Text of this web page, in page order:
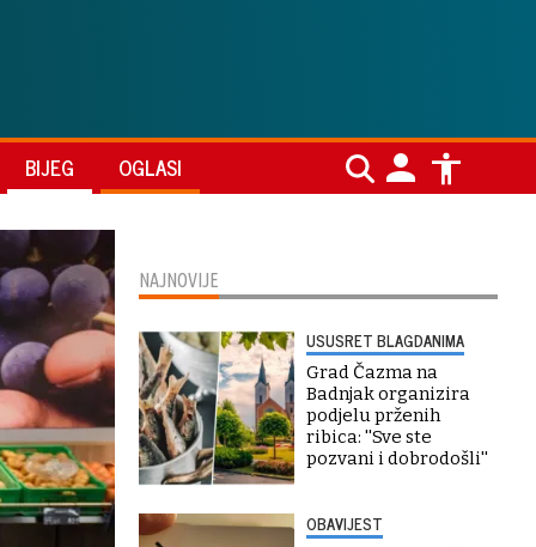
BIJEG OGLASI
NAJNOVIJE
USUSRET BLAGDANIMA
Grad Čazma na
Badnjak organizira
podjelu prženih
ribica: ''Sve ste
pozvani i dobrodošli''
OBAVIJEST